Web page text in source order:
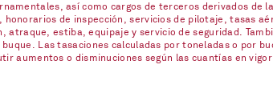
así como cargos de terceros derivados de
de inspección, servicios de pilotaje, tasas
estiba, equipaje y servicio de seguridad.
Las tasaciones calculadas por toneladas o por
aumentos o disminuciones según las cuantías en